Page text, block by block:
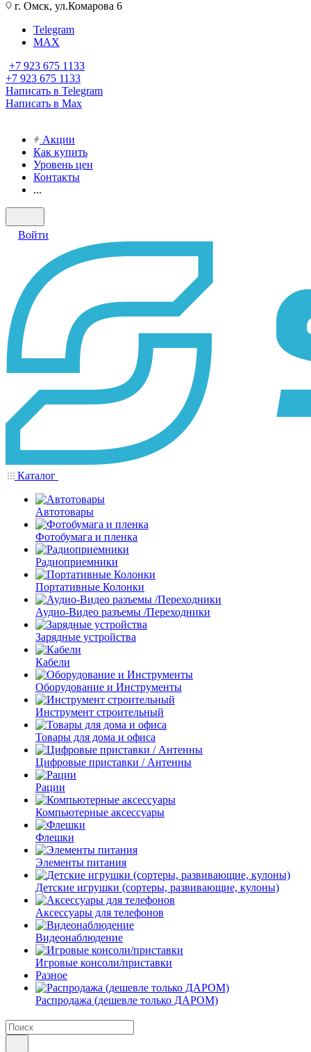
г. Омск, ул.Комарова 6
Telegram
MAX
+7 923 675 1133
+7 923 675 1133
Написать в Telegram
Написать в Max
Акции
Как купить
Уровень цен
Контакты
...
Войти
Каталог
Автотовары
Фотобумага и пленка
Радиоприемники
Портативные Колонки
Аудио-Видео разъемы /Переходники
Зарядные устройства
Кабели
Оборудование и Инструменты
Инструмент строительный
Товары для дома и офиса
Цифровые приставки / Антенны
Рации
Компьютерные аксессуары
Флешки
Элементы питания
Детские игрушки (сортеры, развивающие, кулоны)
Аксессуары для телефонов
Видеонаблюдение
Игровые консоли/приставки
Разное
Распродажа (дешевле только ДАРОМ)